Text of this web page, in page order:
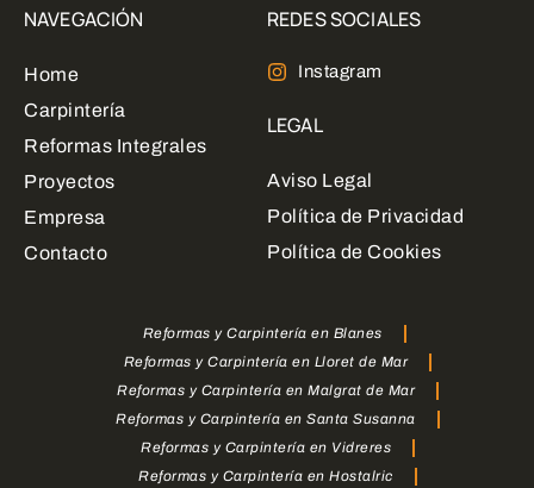
NAVEGACIÓN
Home
Carpintería
Reformas Integrales
Proyectos
Empresa
Contacto
REDES SOCIALES
Instagram
LEGAL
Aviso Legal
Política de Privacidad
Política de Cookies
Reformas y Carpintería en Blanes
Reformas y Carpintería en Lloret de Mar
Reformas y Carpintería en Malgrat de Mar
Reformas y Carpintería en Santa Susanna
Reformas y Carpintería en Vidreres
Reformas y Carpintería en Hostalric